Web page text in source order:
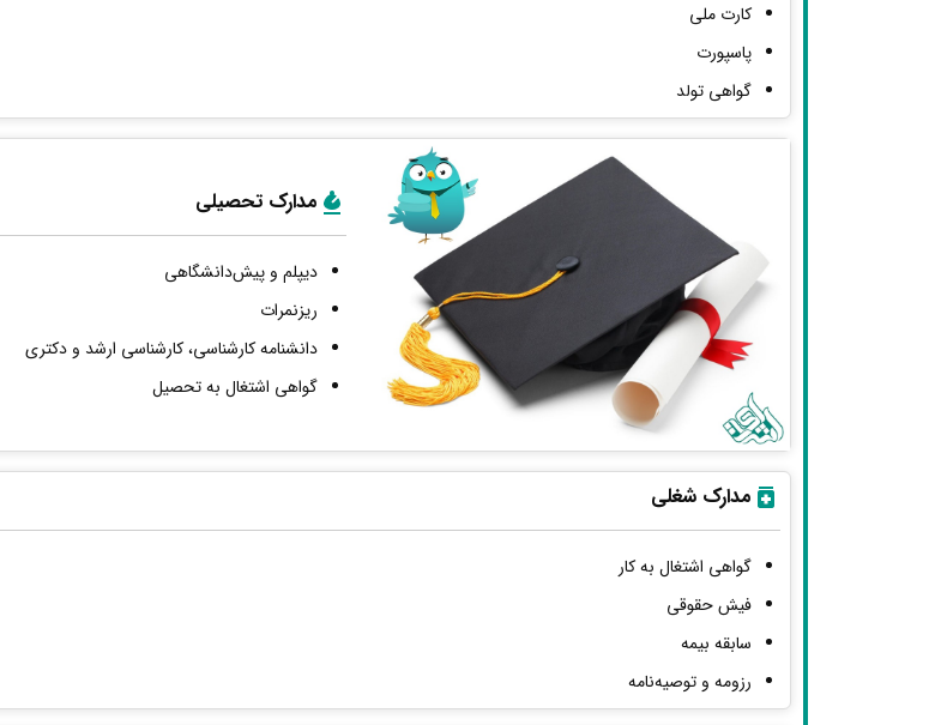
کارت ملی
پاسپورت
گواهی تولد
مدارک تحصیلی
دیپلم و پیش‌دانشگاهی
ریزنمرات
دانشنامه کارشناسی، کارشناسی ارشد و دکتری
گواهی اشتغال به تحصیل
مدارک شغلی
گواهی اشتغال به کار
فیش حقوقی
سابقه بیمه
رزومه و توصیه‌نامه